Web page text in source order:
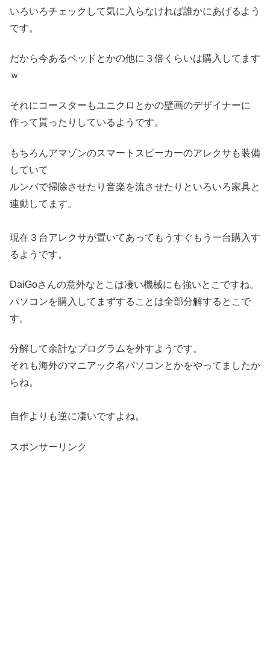
いろいろチェックして気に入らなければ誰かにあげるよう
です。
だから今あるベッドとかの他に３倍くらいは購入してます
ｗ
それにコースターもユニクロとかの壁画のデザイナーに
作って貰ったりしているようです。
もちろんアマゾンのスマートスピーカーのアレクサも装備
していて
ルンバで掃除させたり音楽を流させたりといろいろ家具と
連動してます。
現在３台アレクサが置いてあってもうすぐもう一台購入す
るようです。
DaiGoさんの意外なとこは凄い機械にも強いとこですね。
パソコンを購入してまずすることは全部分解するとこで
す。
分解して余計なプログラムを外すようです。
それも海外のマニアック名パソコンとかをやってましたか
らね。
自作よりも逆に凄いですよね。
スポンサーリンク